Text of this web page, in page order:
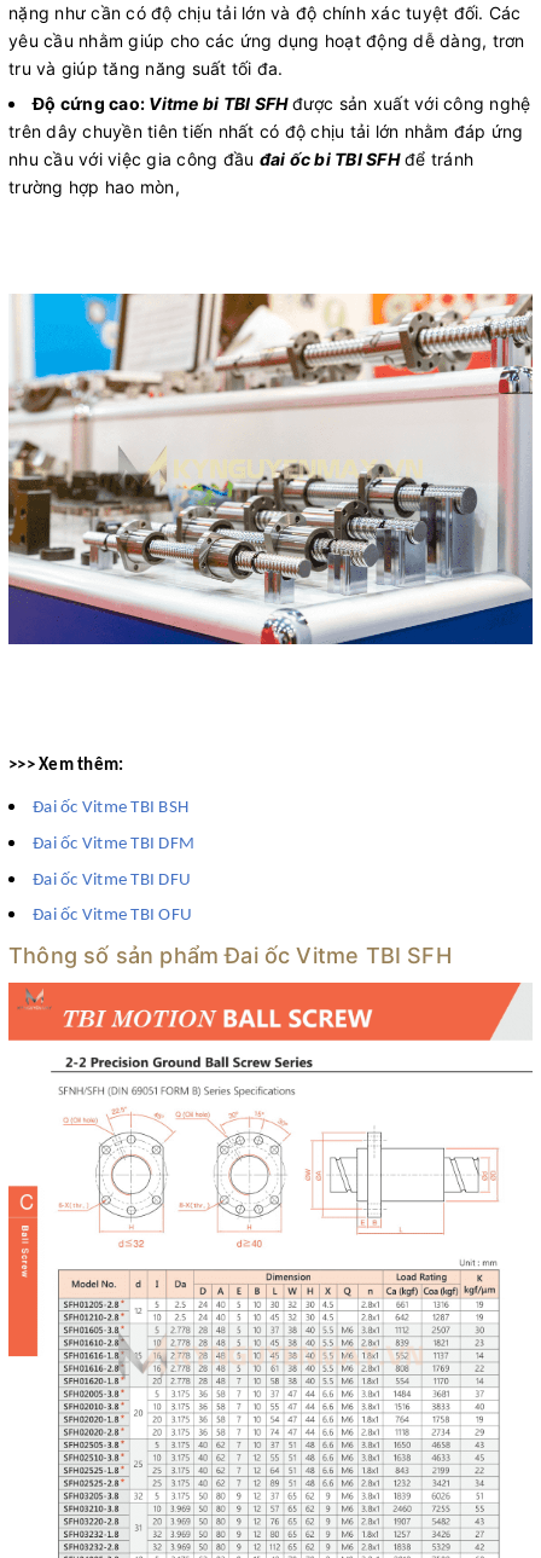
nặng như cần có độ chịu tải lớn và độ chính xác tuyệt đối. Các
yêu cầu nhằm giúp cho các ứng dụng hoạt động dễ dàng, trơn
tru và giúp tăng năng suất tối đa.
Độ cứng cao: Vitme bi TBI SFH được sản xuất với công nghệ
trên dây chuyền tiên tiến nhất có độ chịu tải lớn nhằm đáp ứng
nhu cầu với việc gia công đầu đai ốc bi TBI SFHđể tránh
trường hợp hao mòn,
>>> Xem thêm:
Đai ốc Vitme TBI BSH
Đai ốc Vitme TBI DFM
Đai ốc Vitme TBI DFU
Đai ốc Vitme TBI OFU
Thông số sản phẩm Đai ốc Vitme TBI SFH